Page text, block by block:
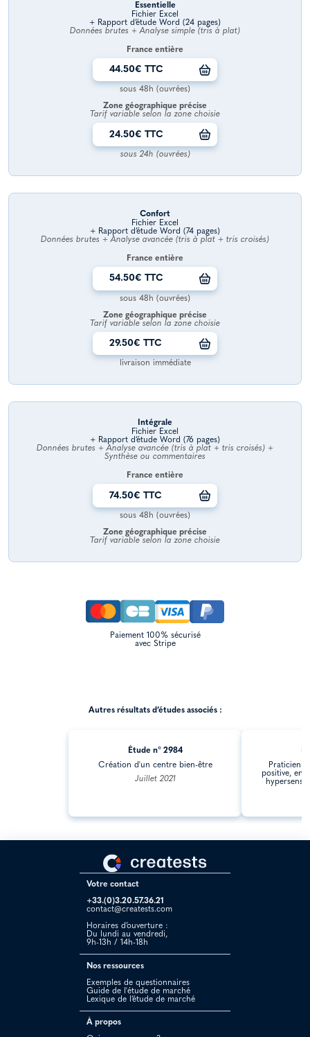
Essentielle
Fichier Excel
+ Rapport d’étude Word (24 pages)
Données brutes + Analyse simple (tris à plat)
France entière
44.50€ TTC
sous 48h (ouvrées)
Zone géographique précise
Tarif variable selon la zone choisie
24.50€ TTC
sous 24h (ouvrées)
Confort
Fichier Excel
+ Rapport d’étude Word (74 pages)
Données brutes + Analyse avancée (tris à plat + tris croisés)
France entière
54.50€ TTC
sous 48h (ouvrées)
Zone géographique précise
Tarif variable selon la zone choisie
29.50€ TTC
livraison immédiate
Intégrale
Fichier Excel
+ Rapport d’étude Word (76 pages)
Données brutes + Analyse avancée (tris à plat + tris croisés) +
Synthèse ou commentaires
France entière
74.50€ TTC
sous 48h (ouvrées)
Zone géographique précise
Tarif variable selon la zone choisie
Paiement 100% sécurisé
avec Stripe
Autres résultats d’études associés :
Étude n° 2984
Création d'un centre bien-être
Juillet 2021
positive, en
Votre contact
+33.(0)3.20.57.36.21
contact@creatests.com
Horaires d’ouverture :
Du lundi au vendredi,
9h-13h / 14h-18h
Nos ressources
Exemples de questionnaires
Guide de l'étude de marché
Lexique de l’étude de marché
À propos